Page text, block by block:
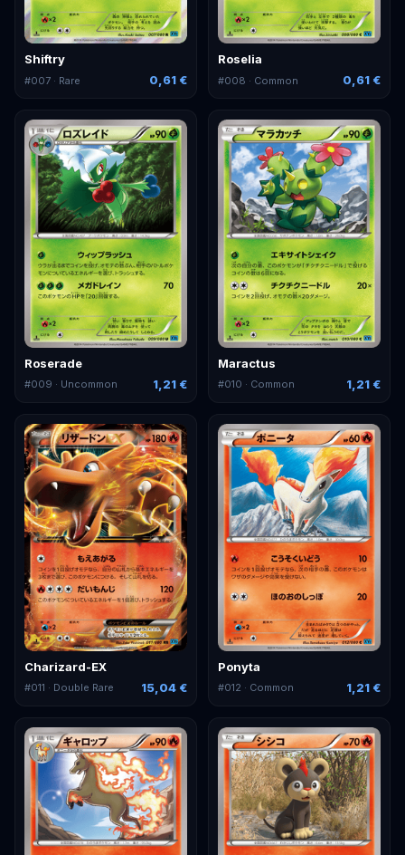
Shiftry
#007 · Rare 0,61 €
Roselia
#008 · Common 0,61 €
Roserade
#009 · Uncommon 1,21 €
Maractus
#010 · Common 1,21 €
Charizard-EX
#011 · Double Rare 15,04 €
Ponyta
#012 · Common 1,21 €